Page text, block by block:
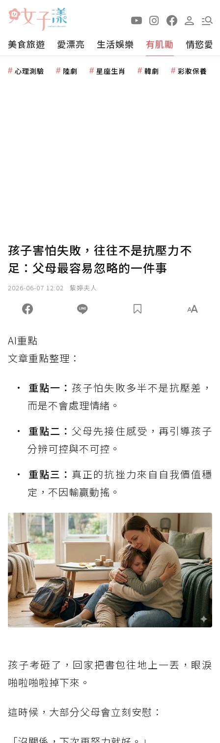
美食旅遊 愛漂亮 生活娛樂 有肌勵 情慾愛
心理測驗 陸劇 星座生肖 韓劇 彩妝保養
孩子害怕失敗，往往不是抗壓力不
足：父母最容易忽略的一件事
2026-06-07 12:02 紫婷夫人
AI重點
文章重點整理：
重點一：孩子怕失敗多半不是抗壓差，
而是不會處理情緒。
重點二： 父母先接住感受，再引導孩子
分辨可控與不可控。
重點三： 真正的抗挫力來自自我價值穩
定，不因輸贏動搖。
孩子考砸了，回家把書包往地上一丟，眼淚
啪啦啪啦掉下來。
這時候，大部分父母會立刻安慰：